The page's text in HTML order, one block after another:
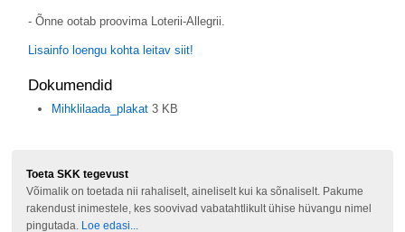
- Õnne ootab proovima Loterii-Allegrii.
Lisainfo loengu kohta leitav siit!
Dokumendid
Mihklilaada_plakat 3 KB
Toeta SKK tegevust
Võimalik on toetada nii rahaliselt, aineliselt kui ka sõnaliselt. Pakume
rakendust inimestele, kes soovivad vabatahtlikult ühise hüvangu nimel
pingutada. Loe edasi...